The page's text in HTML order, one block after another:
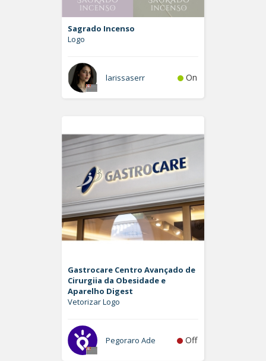
Sagrado Incenso
Logo
larissaserr On
Gastrocare Centro Avançado de
Cirurgiia da Obesidade e
Aparelho Digest
Vetorizar Logo
Pegoraro Ade Off